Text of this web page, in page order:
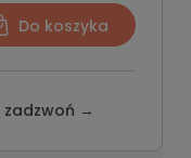
Do koszyka
zadzwoń →